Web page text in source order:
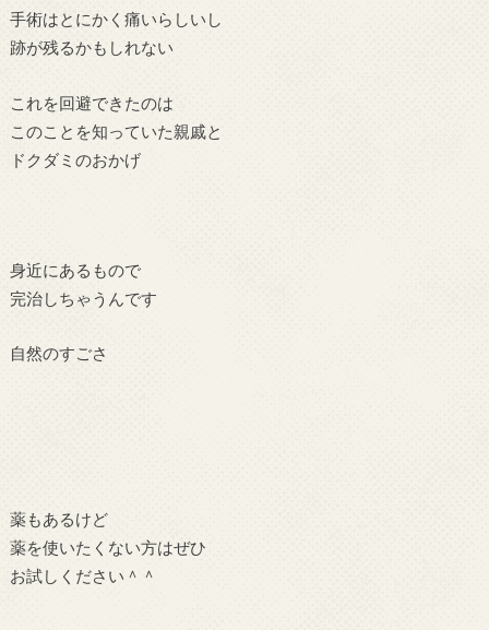
手術はとにかく痛いらしいし
跡が残るかもしれない
これを回避できたのは
このことを知っていた親戚と
ドクダミのおかげ
身近にあるもので
完治しちゃうんです
自然のすごさ
薬もあるけど
薬を使いたくない方はぜひ
お試しください＾＾